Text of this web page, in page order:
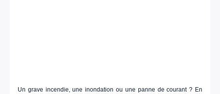
Un grave incendie, une inondation ou une panne de courant ? En